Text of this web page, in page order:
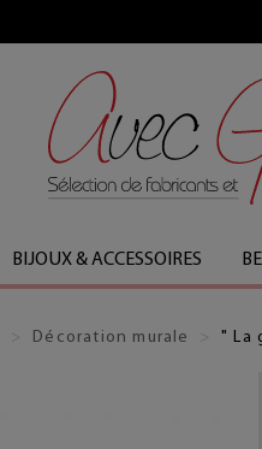
BIJOUX & ACCESSOIRES
Décoration murale " La